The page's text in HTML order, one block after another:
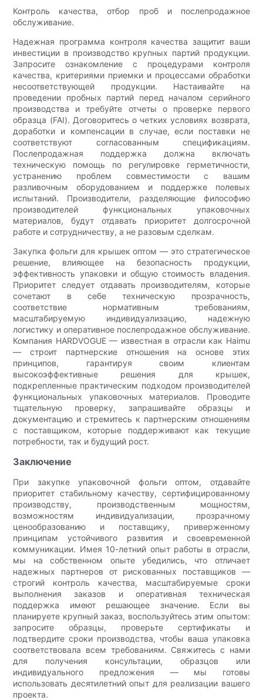
Контроль качества, отбор проб и послепродажное
обслуживание.
Надежная программа контроля качества защитит ваши
инвестиции в производство крупных партий продукции.
Запросите ознакомление с процедурами контроля
качества, критериями приемки и процессами обработки
несоответствующей продукции. Настаивайте на
проведении пробных партий перед началом серийного
производства и требуйте отчеты о проверке первого
образца (FAI). Договоритесь о четких условиях возврата,
доработки и компенсации в случае, если поставки не
соответствуют согласованным спецификациям.
Послепродажная поддержка должна включать
техническую помощь по регулировке герметичности,
устранению проблем совместимости с вашим
разливочным оборудованием и поддержке полевых
испытаний. Производители, разделяющие философию
производителей функциональных упаковочных
материалов, будут отдавать приоритет долгосрочной
работе и сотрудничеству, а не разовым сделкам.
Закупка фольги для крышек оптом — это стратегическое
решение, влияющее на безопасность продукции,
эффективность упаковки и общую стоимость владения.
Приоритет следует отдавать производителям, которые
сочетают в себе техническую прозрачность,
соответствие нормативным требованиям,
масштабируемую индивидуализацию, надежную
логистику и оперативное послепродажное обслуживание.
Компания HARDVOGUE — известная в отрасли как Haimu
— строит партнерские отношения на основе этих
принципов, гарантируя своим клиентам
высокоэффективные решения для крышек,
подкрепленные практическим подходом производителей
функциональных упаковочных материалов. Проводите
тщательную проверку, запрашивайте образцы и
документацию и стремитесь к партнерским отношениям
с поставщиком, которые поддерживают как текущие
потребности, так и будущий рост.
Заключение
При закупке упаковочной фольги оптом, отдавайте
приоритет стабильному качеству, сертифицированному
производству, производственным мощностям,
возможностям индивидуализации, прозрачному
ценообразованию и поставщику, приверженному
принципам устойчивого развития и своевременной
коммуникации. Имея 10-летний опыт работы в отрасли,
мы на собственном опыте убедились, что отличает
надежных партнеров от рискованных поставщиков —
строгий контроль качества, масштабируемые сроки
выполнения заказов и оперативная техническая
поддержка имеют решающее значение. Если вы
планируете крупный заказ, воспользуйтесь этим опытом:
запросите образцы, проверьте сертификаты и
подтвердите сроки производства, чтобы ваша упаковка
соответствовала всем требованиям. Свяжитесь с нами
для получения консультации, образцов или
индивидуального предложения — мы готовы
использовать десятилетний опыт для реализации вашего
проекта.